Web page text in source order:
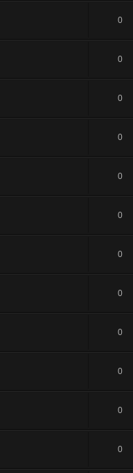
0
0
0
0
0
0
0
0
0
0
0
0